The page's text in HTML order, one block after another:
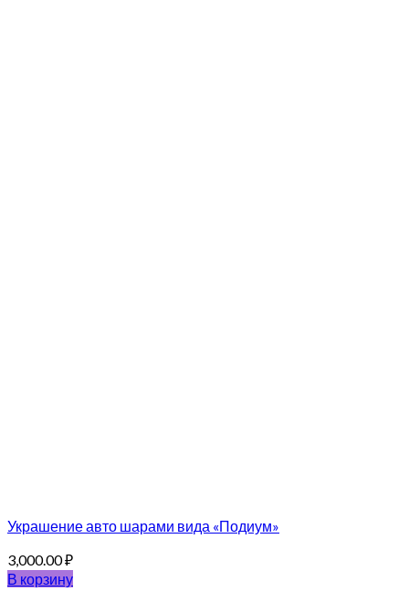
Украшение авто шарами вида «Подиум»
3,000.00₽
В корзину